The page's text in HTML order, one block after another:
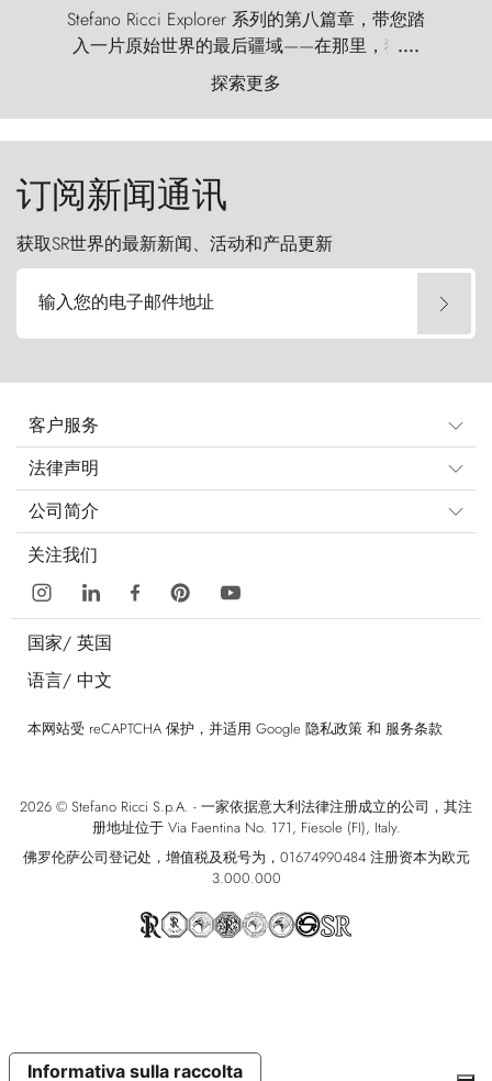
Stefano Ricci Explorer 系列的第八篇章，带您踏
入一片原始世界的最后疆域——在那里，狂风
以远古的怒号雕琢着自然，而百内塔（Torres
del Paine）则宛如石砌的哨兵，傲然向苍穹发
起挑战。
....
探索更多
订阅新闻通讯
获取SR世界的最新新闻、活动和产品更新
输入您的电子邮件地址
客户服务
法律声明
公司简介
关注我们
国家/ 英国
语言/ 中文
本网站受 reCAPTCHA 保护，并适用 Google 隐私政策 和 服务条款
2026 © Stefano Ricci S.p.A. - 一家依据意大利法律注册成立的公司，其注
册地址位于 Via Faentina No. 171, Fiesole (FI), Italy.
佛罗伦萨公司登记处，增值税及税号为，01674990484 注册资本为欧元
3.000.000
Informativa sulla raccolta